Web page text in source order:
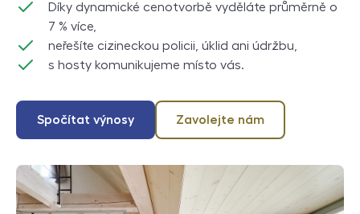
Díky dynamické cenotvorbě vyděláte průměrně o
7 % více,
neřešíte cizineckou policii, úklid ani údržbu,
s hosty komunikujeme místo vás.
Spočítat výnosy Zavolejte nám